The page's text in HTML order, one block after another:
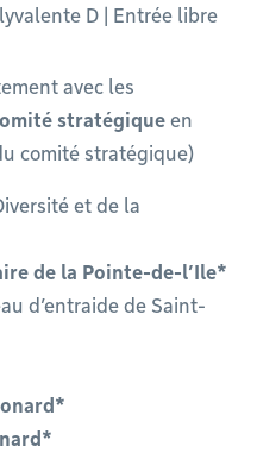
D | Entrée libre
avec les
stratégique en
comité stratégique)
et de la
de la Pointe-de-l’Ile*
d’entraide de Saint-